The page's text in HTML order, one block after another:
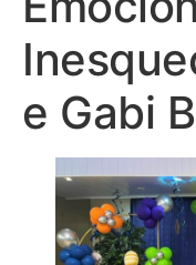
e Gabi